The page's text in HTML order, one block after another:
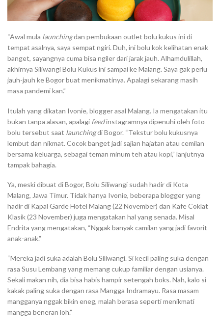
“Awal mula launchingdan pembukaan outlet bolu kukus ini di
tempat asalnya, saya sempat ngiri. Duh, ini bolu kok kelihatan enak
banget, sayangnya cuma bisa ngiler dari jarak jauh. Alhamdulillah,
akhirnya Siliwangi Bolu Kukus ini sampai ke Malang. Saya gak perlu
jauh-jauh ke Bogor buat menikmatinya. Apalagi sekarang masih
masa pandemi kan.”
Itulah yang dikatan Ivonie, blogger asal Malang. Ia mengatakan itu
bukan tanpa alasan, apalagi feedinstagramnya dipenuhi oleh foto
bolu tersebut saat launchingdi Bogor. “Tekstur bolu kukusnya
lembut dan nikmat. Cocok banget jadi sajian hajatan atau cemilan
bersama keluarga, sebagai teman minum teh atau kopi,” lanjutnya
tampak bahagia.
Ya, meski dibuat di Bogor, Bolu Siliwangi sudah hadir di Kota
Malang, Jawa Timur. Tidak hanya Ivonie, beberapa blogger yang
hadir di Kapal Garde Hotel Malang (22 November) dan Kafe Coklat
Klasik (23 November) juga mengatakan hal yang senada. Misal
Endrita yang mengatakan, “Nggak banyak camilan yang jadi favorit
anak-anak.”
“Mereka jadi suka adalah Bolu Siliwangi. Si kecil paling suka dengan
rasa Susu Lembang yang memang cukup familiar dengan usianya.
Sekali makan nih, dia bisa habis hampir setengah boks. Nah, kalo si
kakak paling suka dengan rasa Mangga Indramayu. Rasa masam
mangganya nggak bikin eneg, malah berasa seperti menikmati
mangga beneran loh.”